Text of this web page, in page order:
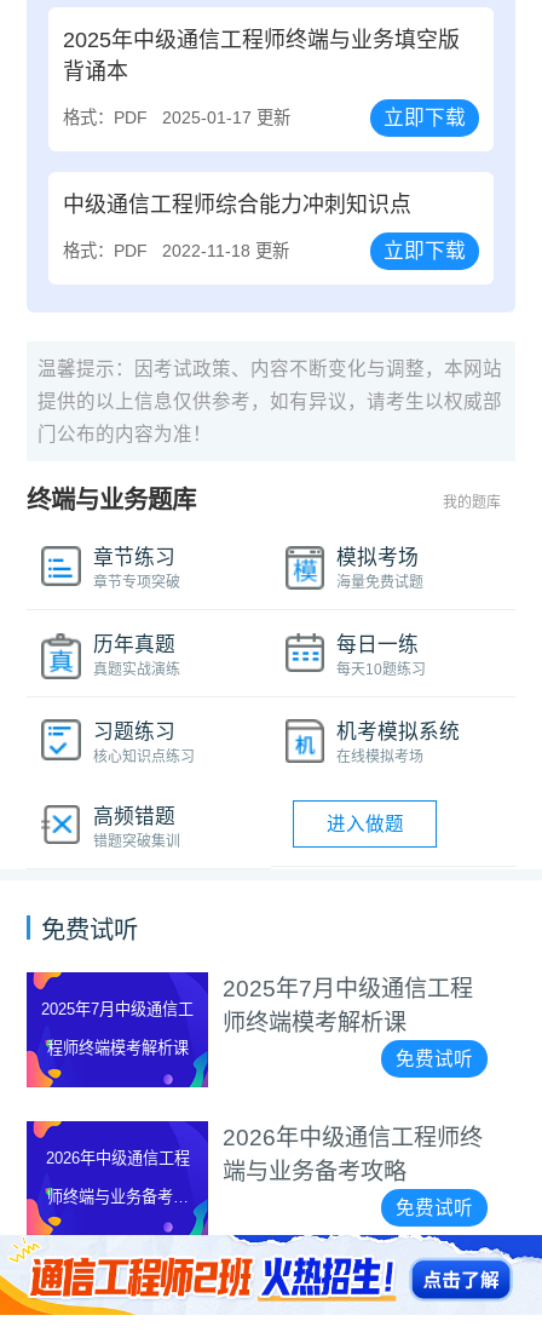
2025年中级通信工程师终端与业务填空版
背诵本
格式：PDF 2025-01-17 更新 立即下载
中级通信工程师综合能力冲刺知识点
格式：PDF 2022-11-18 更新 立即下载
温馨提示：因考试政策、内容不断变化与调整，本网站
提供的以上信息仅供参考，如有异议，请考生以权威部
门公布的内容为准！
终端与业务题库 我的题库
章节练习
章节专项突破
模拟考场
海量免费试题
历年真题
真题实战演练
每日一练
每天10题练习
习题练习
核心知识点练习
机考模拟系统
在线模拟考场
高频错题
错题突破集训
进入做题
免费试听
2025年7月中级通信工
程师终端模考解析课
2025年7月中级通信工程
师终端模考解析课
免费试听
2026年中级通信工程
师终端与业务备考攻
略
2026年中级通信工程师终
端与业务备考攻略
免费试听